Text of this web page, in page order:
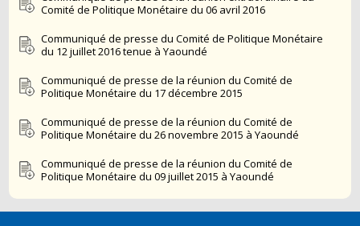
Comité de Politique Monétaire du 06 avril 2016
Communiqué de presse du Comité de Politique Monétaire
du 12 juillet 2016 tenue à Yaoundé
Communiqué de presse de la réunion du Comité de
Politique Monétaire du 17 décembre 2015
Communiqué de presse de la réunion du Comité de
Politique Monétaire du 26 novembre 2015 à Yaoundé
Communiqué de presse de la réunion du Comité de
Politique Monétaire du 09 juillet 2015 à Yaoundé